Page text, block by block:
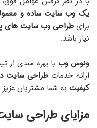
یک وب سایت ساده و
برای طراحی وب سایت های
نیاز باشد.
ونوس وب با بهره مندی
ارائه خدمات طراحی سایت
کیفیت به شما مشتریان عزیز
مزایای طراحی